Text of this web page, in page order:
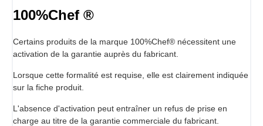
100%Chef ®
Certains produits de la marque 100%Chef® nécessitent une
activation de la garantie auprès du fabricant.
Lorsque cette formalité est requise, elle est clairement indiquée
sur la fiche produit.
L'absence d'activation peut entraîner un refus de prise en
charge au titre de la garantie commerciale du fabricant.